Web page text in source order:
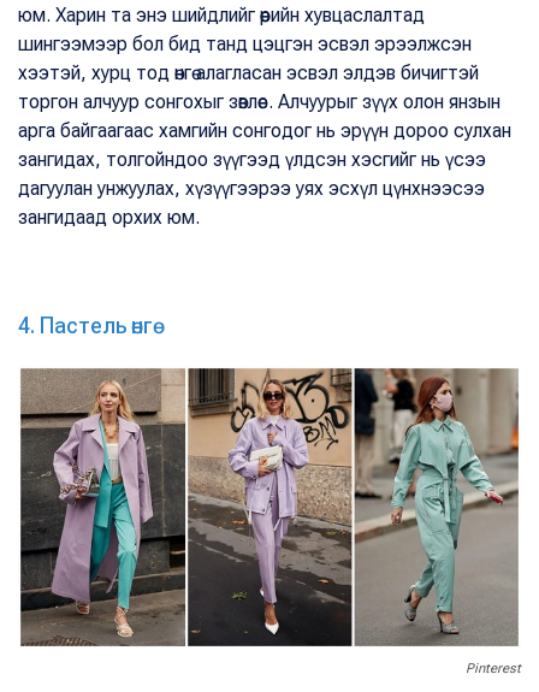
юм. Харин та энэ шийдлийг өөрийн хувцаслалтад
шингээмээр бол бид танд цэцгэн эсвэл эрээлжсэн
хээтэй, хурц тод өнгө алагласан эсвэл элдэв бичигтэй
торгон алчуур сонгохыг зөвлөе. Алчуурыг зүүх олон янзын
арга байгаагаас хамгийн сонгодог нь эрүүн дороо сулхан
зангидах, толгойндоо зүүгээд үлдсэн хэсгийг нь үсээ
дагуулан унжуулах, хүзүүгээрээ уях эсхүл цүнхнээсээ
зангидаад орхих юм.
4. Пастель өнгө
Pinterest